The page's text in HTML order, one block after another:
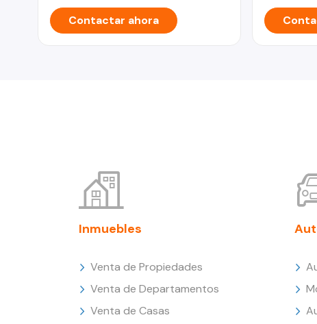
Contactar ahora
Inmuebles
Venta de Propiedades
Venta de Departamentos
Venta de Casas